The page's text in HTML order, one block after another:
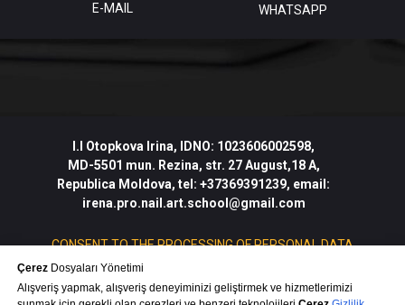
E-MAIL WHATSAPP
CONSENT TO THE PROCESSING OF PERSONAL DATA
I.I Otopkova Irina, IDNO: 1023606002598,
MD-5501 mun. Rezina, str. 27 August,18 A,
Republica Moldova, tel: +37369391239, email:
irena.pro.nail.art.school@gmail.com
Çerez Dosyaları Yönetimi
Alışveriş yapmak, alışveriş deneyiminizi geliştirmek ve hizmetlerimizi